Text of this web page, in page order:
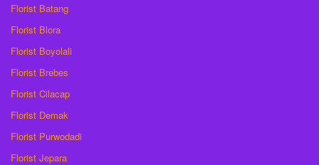
Florist Batang
Florist Blora
Florist Boyolali
Florist Brebes
Florist Cilacap
Florist Demak
Florist Purwodadi
Florist Jepara